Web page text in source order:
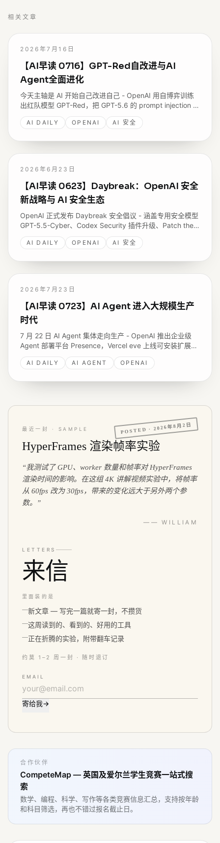
相关文章
2026年7月16日
【AI早读 0716】GPT-Red自改进与AI
Agent全面进化
今天主轴是 AI 开始自己改进自己 - OpenAI 用自博弈训练
出红队模型 GPT-Red，把 GPT-5.6 的 prompt injection 失
败率降到四个月前的六分之一；AWS 把视觉、Agent、
MCP 串成 Agentic Vision，Tunguz 抛出 Harness 是新战
AI DAILY OPENAI AI 安全
2026年6月23日
【AI早读 0623】Daybreak：OpenAI 安全
新战略与 AI 安全生态
OpenAI 正式发布 Daybreak 安全倡议 - 涵盖专用安全模型
GPT-5.5-Cyber、Codex Security 插件升级、Patch the
Planet 开源漏洞修复计划以及网络安全合作伙伴生态，是
其力度最大的一次安全战略动作。
AI DAILY OPENAI AI 安全
2026年7月23日
【AI早读 0723】AI Agent 进入大规模生产
时代
7 月 22 日 AI Agent 集体走向生产 - OpenAI 推出企业级
Agent 部署平台 Presence，Vercel eve 上线可安装扩展系
统，monday.com 公开在 Amazon Bedrock 规模化运行
Agent 的架构，GitHub 拆解 Copilot 到底在为什么收费。
AI DAILY AI AGENT OPENAI
POSTED ·2026年8月2日
最近一封 · SAMPLE
HyperFrames 渲染帧率实验
“我测试了 GPU、worker 数量和帧率对 HyperFrames
渲染时间的影响。在这组 4K 讲解视频实验中，将帧率
从 60fps 改为 30fps，带来的变化远大于另外两个参
数。
”
—— WILLIAM
LETTERS
来信
里面装的是
新文章 — 写完一篇就寄一封，不攒货
这周读到的、看到的、好用的工具
正在折腾的实验，附带翻车记录
约莫 1–2 周一封 · 随时退订
EMAIL
寄给我→
合作伙伴
CompeteMap — 英国及爱尔兰学生竞赛一站式搜
索
数学、编程、科学、写作等各类竞赛信息汇总，支持按年龄
和科目筛选，再也不错过报名截止日。